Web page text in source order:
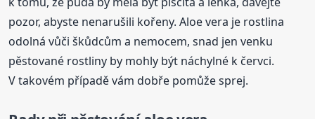
pozor, abyste nenarušili kořeny. Aloe vera je rostlina
odolná vůči škůdcům a nemocem, snad jen venku
pěstované rostliny by mohly být náchylné k červci.
V takovém případě vám dobře pomůže sprej.